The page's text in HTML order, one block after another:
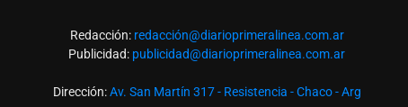
Redacción: redacción@diarioprimeralinea.com.ar
Publicidad: publicidad@diarioprimeralinea.com.ar
Dirección:Av. San Martín 317 - Resistencia - Chaco - Arg